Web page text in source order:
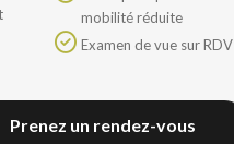
mobilité réduite
Examen de vue sur RDV
Prenez un rendez-vous